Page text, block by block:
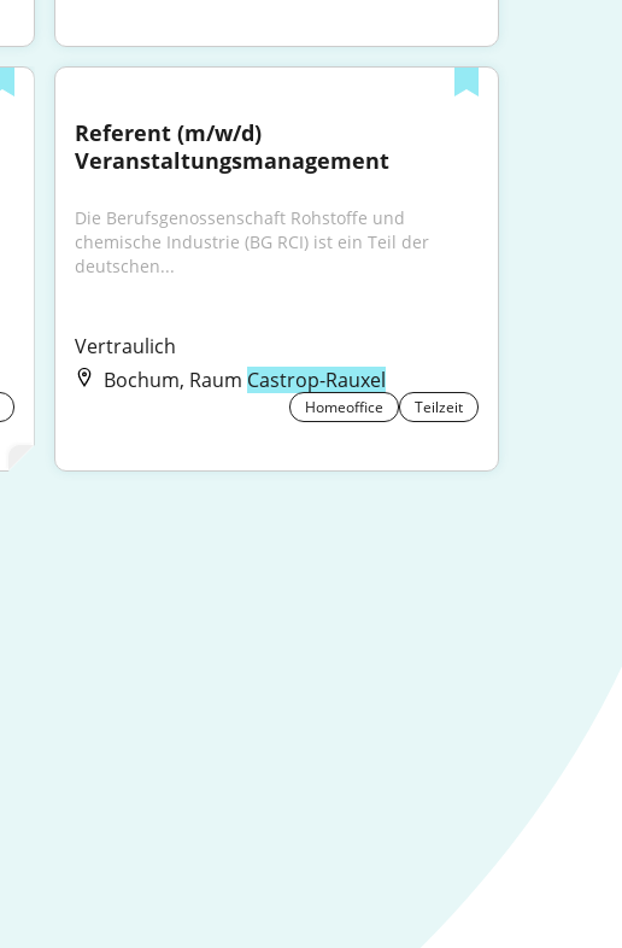
Referent (m/w/d)
Veranstaltungsmanagement
Die Berufsgenossenschaft Rohstoffe und
chemische Industrie (BG RCI) ist ein Teil der
deutschen...
Vertraulich
Bochum, Raum Castrop-Rauxel
Homeoffice Teilzeit